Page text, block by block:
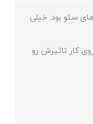
سئو بود. خیلی
کار تاثیرش رو